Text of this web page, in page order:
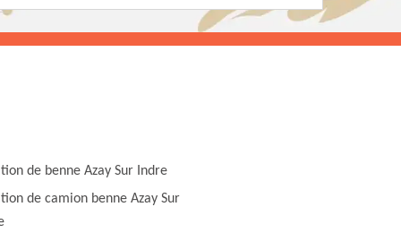
de benne Azay Sur Indre
de camion benne Azay Sur